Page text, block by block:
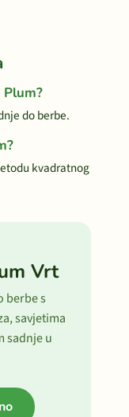
do berbe.
kvadratnog
Vrt
berbe s
savjetima
sadnje u